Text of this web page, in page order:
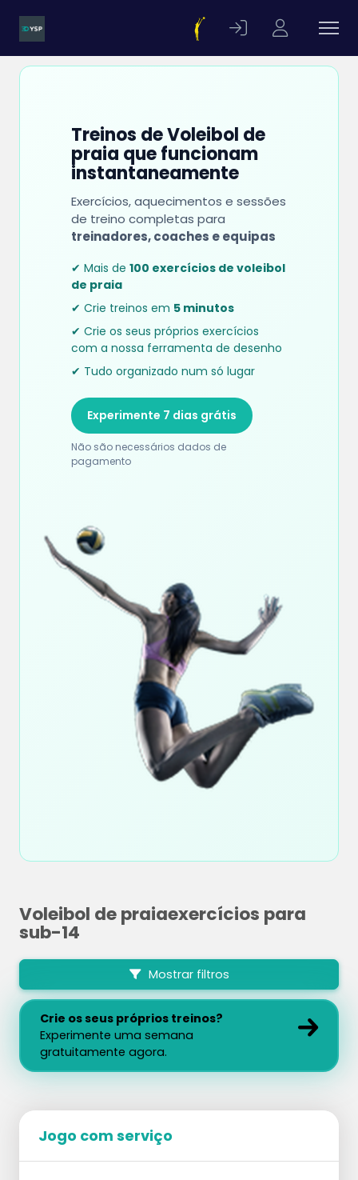
Treinos de Voleibol de
praia que funcionam
instantaneamente
Exercícios, aquecimentos e sessões
de treino completas para
treinadores, coaches e equipas
✔ Mais de 100 exercícios de voleibol
de praia
✔ Crie treinos em 5 minutos
✔ Crie os seus próprios exercícios
com a nossa ferramenta de desenho
✔ Tudo organizado num só lugar
Experimente 7 dias grátis
Não são necessários dados de
pagamento
Voleibol de praiaexercícios para
sub-14
Mostrar filtros
Crie os seus próprios treinos?
Experimente uma semana
gratuitamente agora.
Jogo com serviço